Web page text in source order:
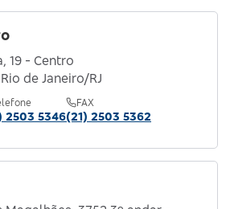
19 - Centro
de Janeiro/RJ
2503 5346
FAX
(21) 2503 5362